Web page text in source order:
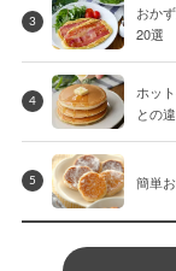
3
おか
20選
4
ホッ
との
5 簡単